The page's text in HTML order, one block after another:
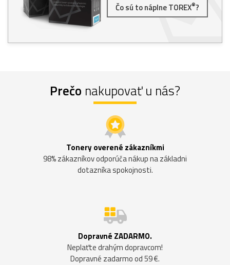
Čo sú to náplne TOREX®?
Prečo nakupovať u nás?
Tonery overené zákazníkmi
98% zákazníkov odporúča nákup na základni
dotazníka spokojnosti.
Dopravné ZADARMO.
Neplaťte drahým dopravcom!
Dopravné zadarmo od 59 €.